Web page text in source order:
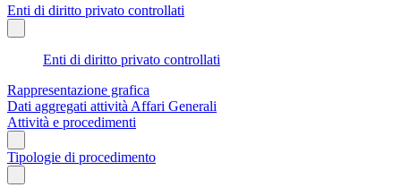
Enti di diritto privato controllati
Enti di diritto privato controllati
Rappresentazione grafica
Dati aggregati attività Affari Generali
Attività e procedimenti
Tipologie di procedimento